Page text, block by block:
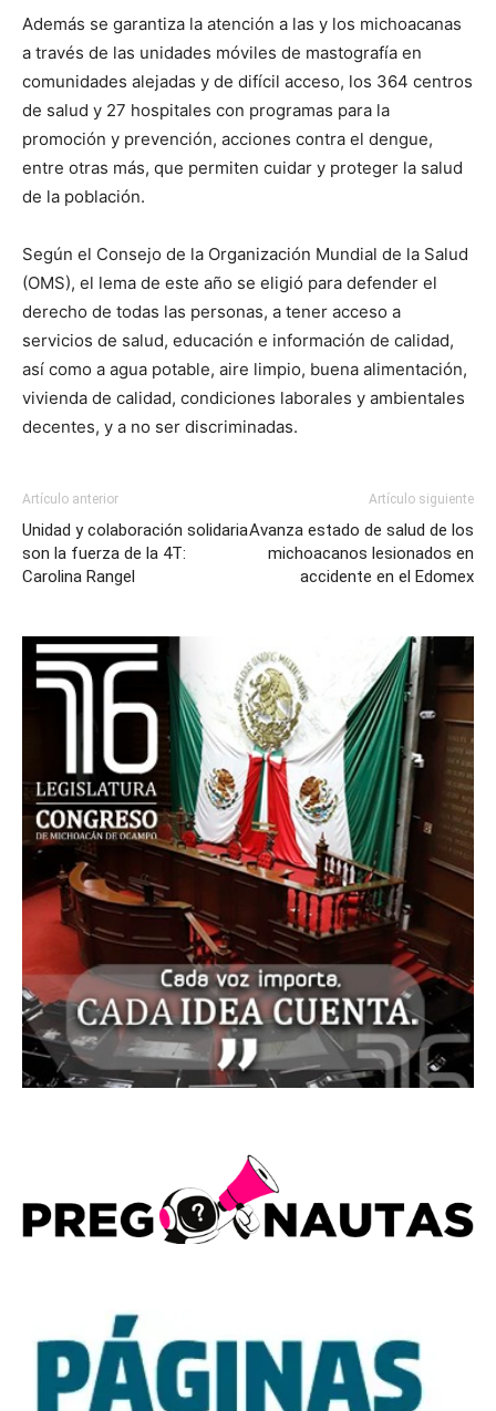
Además se garantiza la atención a las y los michoacanas
a través de las unidades móviles de mastografía en
comunidades alejadas y de difícil acceso, los 364 centros
de salud y 27 hospitales con programas para la
promoción y prevención, acciones contra el dengue,
entre otras más, que permiten cuidar y proteger la salud
de la población.
Según el Consejo de la Organización Mundial de la Salud
(OMS), el lema de este año se eligió para defender el
derecho de todas las personas, a tener acceso a
servicios de salud, educación e información de calidad,
así como a agua potable, aire limpio, buena alimentación,
vivienda de calidad, condiciones laborales y ambientales
decentes, y a no ser discriminadas.
Artículo anterior
Unidad y colaboración solidaria
son la fuerza de la 4T:
Carolina Rangel
Artículo siguiente
Avanza estado de salud de los
michoacanos lesionados en
accidente en el Edomex